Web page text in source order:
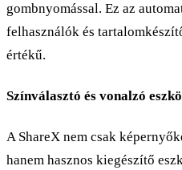
gombnyomással. Ez az
felhasználók és
értékű.
Színválasztó és vonalzó
A ShareX nem csak
hanem hasznos kiegészítő